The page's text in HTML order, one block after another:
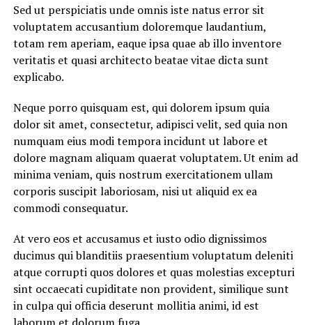
Sed ut perspiciatis unde omnis iste natus error sit
voluptatem accusantium doloremque laudantium,
totam rem aperiam, eaque ipsa quae ab illo inventore
veritatis et quasi architecto beatae vitae dicta sunt
explicabo.
Neque porro quisquam est, qui dolorem ipsum quia
dolor sit amet, consectetur, adipisci velit, sed quia non
numquam eius modi tempora incidunt ut labore et
dolore magnam aliquam quaerat voluptatem. Ut enim ad
minima veniam, quis nostrum exercitationem ullam
corporis suscipit laboriosam, nisi ut aliquid ex ea
commodi consequatur.
At vero eos et accusamus et iusto odio dignissimos
ducimus qui blanditiis praesentium voluptatum deleniti
atque corrupti quos dolores et quas molestias excepturi
sint occaecati cupiditate non provident, similique sunt
in culpa qui officia deserunt mollitia animi, id est